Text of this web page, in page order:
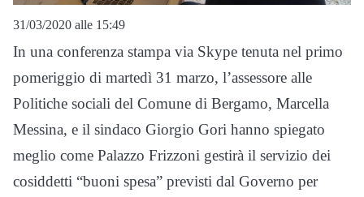
31/03/2020 alle 15:49
In una conferenza stampa via Skype tenuta nel primo
pomeriggio di martedì 31 marzo, l’assessore alle
Politiche sociali del Comune di Bergamo, Marcella
Messina, e il sindaco Giorgio Gori hanno spiegato
meglio come Palazzo Frizzoni gestirà il servizio dei
cosiddetti “buoni spesa” previsti dal Governo per